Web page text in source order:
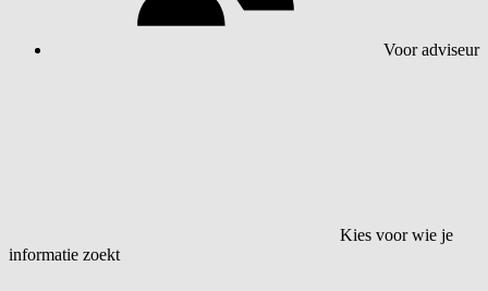
Voor adviseur
Kies voor wie je
informatie zoekt